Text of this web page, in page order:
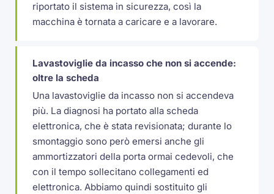
riportato il sistema in sicurezza, così la
macchina è tornata a caricare e a lavorare.
Lavastoviglie da incasso che non si accende:
oltre la scheda
Una lavastoviglie da incasso non si accendeva
più. La diagnosi ha portato alla scheda
elettronica, che è stata revisionata; durante lo
smontaggio sono però emersi anche gli
ammortizzatori della porta ormai cedevoli, che
con il tempo sollecitano collegamenti ed
elettronica. Abbiamo quindi sostituito gli